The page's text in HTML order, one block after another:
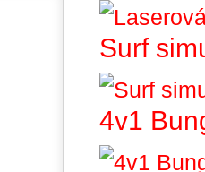
Surf
4v1